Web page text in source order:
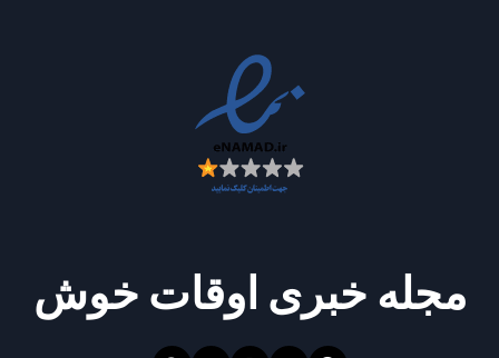
مجله خبری اوقات خوش